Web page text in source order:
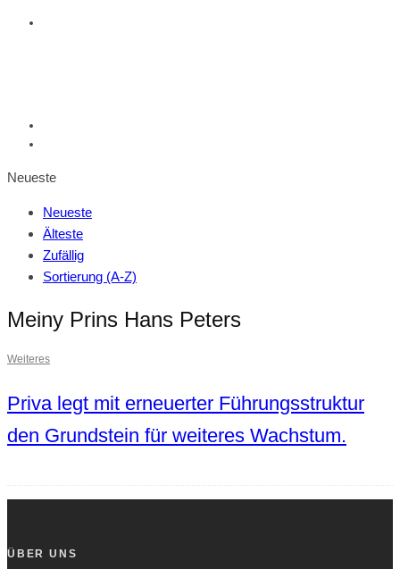
Neueste
Neueste
Älteste
Zufällig
Sortierung (A-Z)
Meiny Prins Hans Peters
Weiteres
Priva legt mit erneuerter Führungsstruktur
den Grundstein für weiteres Wachstum.
ÜBER UNS